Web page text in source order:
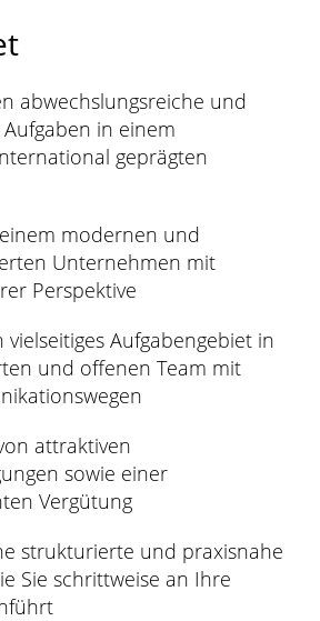
abwechslungsreiche und
in einem
geprägten
modernen und
Unternehmen mit
Perspektive
vielseitiges Aufgabengebiet in
und offenen Team mit
attraktiven
sowie einer
Vergütung
strukturierte und praxisnahe
Sie schrittweise an Ihre